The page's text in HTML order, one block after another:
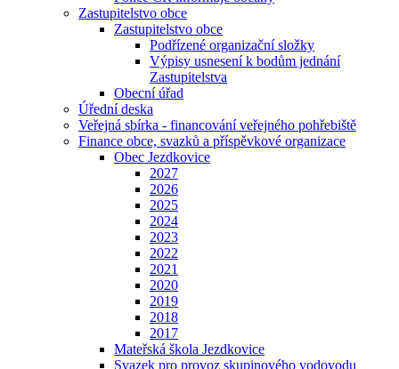
Zastupitelstvo obce
Zastupitelstvo obce
Podřízené organizační složky
Výpisy usnesení k bodům jednání
Zastupitelstva
Obecní úřad
Úřední deska
Veřejná sbírka - financování veřejného pohřebiště
Finance obce, svazků a příspěvkové organizace
Obec Jezdkovice
2027
2026
2025
2024
2023
2022
2021
2020
2019
2018
2017
Mateřská škola Jezdkovice
Svazek pro provoz skupinového vodovodu